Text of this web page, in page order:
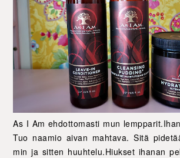
As I Am ehdottomasti mun
Tuo naamio aivan mahtava. Sitä
min ja sitten huuhtelu.Hiukset ihanan